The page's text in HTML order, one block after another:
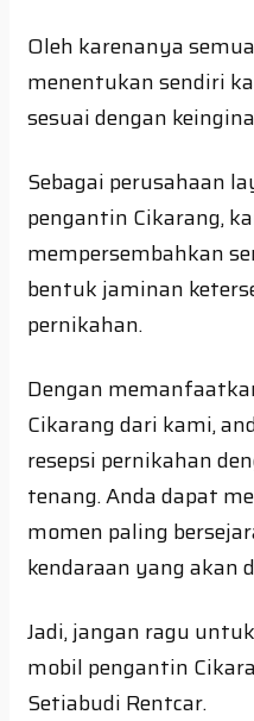
Oleh karenanya
menentukan sendiri
sesuai dengan
Sebagai perusahaan
pengantin Cikarang,
mempersembahkan
bentuk jaminan
pernikahan.
Dengan
Cikarang dari kami,
resepsi pernikahan
tenang. Anda dapat
momen paling
kendaraan yang akan
Jadi, jangan ragu
mobil pengantin
Setiabudi Rentcar.